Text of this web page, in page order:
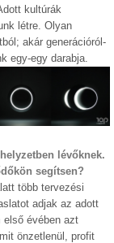
kultúrák
létre. Olyan
akár generációról-
egy-egy darabja.
lévőknek.
segítsen?
több tervezési
adjak az adott
első évében azt
önzetlenül, profit